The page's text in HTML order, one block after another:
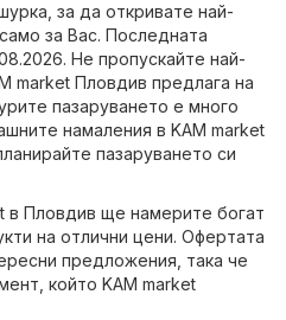
за да откривате най-
за Вас. Последната
Не пропускайте най-
market Пловдив предлага на
пазаруването е много
намаления в KAM market
пазаруването си
в Пловдив ще намерите богат
на отлични цени. Офертата
предложения, така че
който KAM market